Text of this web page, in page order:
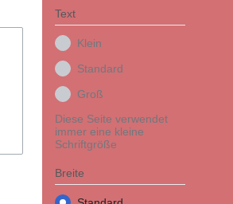
Text
Klein
Standard
Groß
Diese Seite verwendet
immer eine kleine
Schriftgröße
Breite